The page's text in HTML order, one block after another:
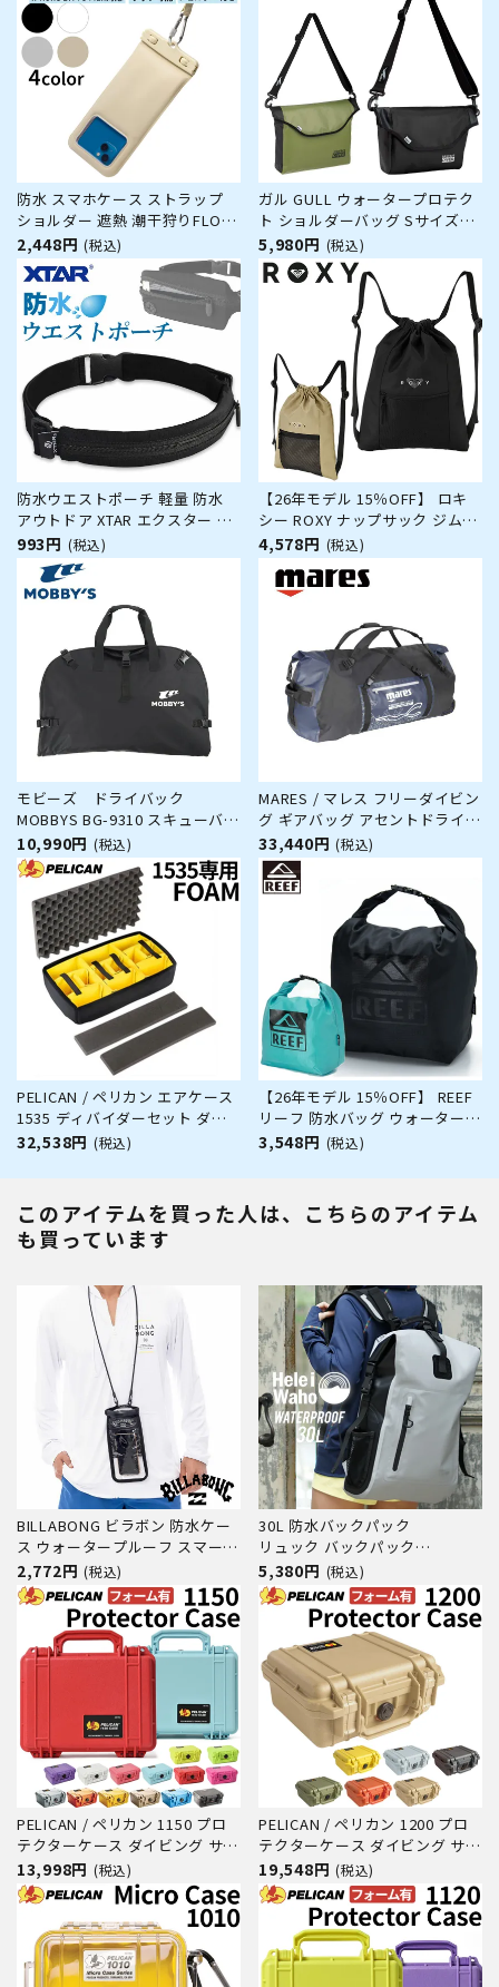
入れ サーフ サーフィン ブラン
ド
AQA 海遊び 南国旅行 旅行 沖
縄 iphone17 Android アン
防水 スマホケース ストラップ
ショルダー 遮熱 潮干狩りFLOAT
SAVER COOL マリン用品 海水浴
ビーチ レジャー AQA 海遊び 南
国旅行 旅行 沖縄 iphone 17
Android アンドロイド アイフォ
ン
2,448円 (税込)
ガル GULL ウォータープロテク
ト ショルダーバッグ Sサイズ
GB-7147A ダイビング バッグス
キューバ ダイビング スクーバ
ダイバー
5,980円 (税込)
防水ウエストポーチ 軽量 防水
アウトドア XTAR エクスター ウ
エストバッグ スマホ 財布 ジョ
ギング ランニング ウォータープ
ルーフ 音楽 イヤホン スリム 小
型
993円 (税込)
【26年モデル 15％OFF】 ロキ
シー ROXY ナップサック ジムバ
ッグ メッシュポケット レジャー
通学 デイリー ANYWHERE
DRAW RBG262301
4,578円 (税込)
モビーズ ドライバック
MOBBYS BG-9310 スキューバダ
イビング バッグ ドライスーツ
ウェットスーツ
10,990円 (税込)
MARES / マレス フリーダイビン
グ ギアバッグ アセントドライダ
ッフル ダイビング 軽器材 フリ
ーダイビング スキューバ スキュ
ーバダイビング
33,440円 (税込)
PELICAN / ペリカン エアケース
1535 ディバイダーセット ダイ
ビング サーフィン アウトドア
32,538円 (税込)
【26年モデル 15％OFF】 REEF
リーフ 防水バッグ ウォーターバ
ッグ 撥水バッグ マリンバッグ
3,548円 (税込)
このアイテムを買った人は、こちらのアイテム
も買っています
BILLABONG ビラボン 防水ケー
ス ウォータープルーフ スマート
フォン ケース スマホケース
WATERPROOF POACH
BF011934 防水 耐水 素材 小物
入れ サーフ サーフィン ブラン
ド
2,772円 (税込)
30L 防水バックパック
リュック バックパック
HeleiWaho/ヘレイワホ ウォー
タープルーフ ダイビング シュノ
ーケリング サーフィン SUP 釣
り キャンプ 自転車 バイク 防災
リュック
5,380円 (税込)
PELICAN / ペリカン 1150 プロ
テクターケース ダイビング サー
フィン アウトドア キャンプ 釣
り カメラ 精密機器 防水 防塵 耐
衝撃
13,998円 (税込)
PELICAN / ペリカン 1200 プロ
テクターケース ダイビング サー
フィン アウトドア キャンプ 釣
り カメラ 精密機器 防水 防塵 耐
衝撃
19,548円 (税込)